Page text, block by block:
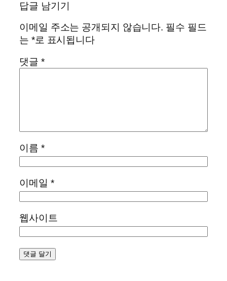
답글 남기기
이메일 주소는 공개되지 않습니다. 필수 필드
는 *로 표시됩니다
댓글 *
이름 *
이메일 *
웹사이트